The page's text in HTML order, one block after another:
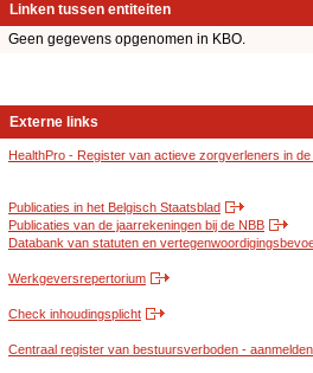
Linken tussen entiteiten
Geen gegevens opgenomen in KBO.
Externe links
HealthPro - Register van actieve zorgverleners in
Publicaties in het Belgisch Staatsblad
Publicaties van de jaarrekeningen bij de NBB
Databank van statuten en
Werkgeversrepertorium
Check inhoudingsplicht
Centraal register van bestuursverboden - aanmelden